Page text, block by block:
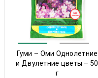
Гуми – Оми Однолетние
и Двулетние цветы – 50
г